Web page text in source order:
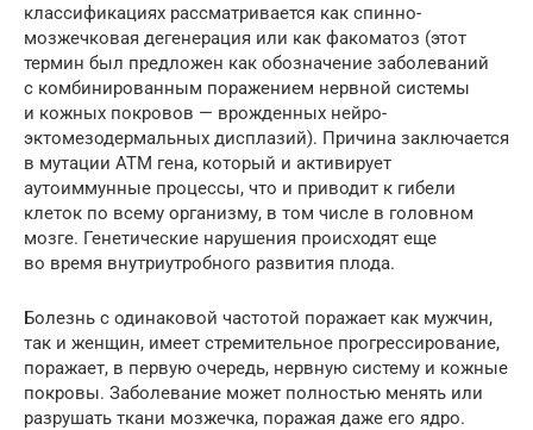
классификациях рассматривается как спинно-
мозжечковая дегенерация или как факоматоз (этот
термин был предложен как обозначение заболеваний
с комбинированным поражением нервной системы
и кожных покровов — врожденных нейро-
эктомезодермальных дисплазий). Причина заключается
в мутации АТМ гена, который и активирует
аутоиммунные процессы, что и приводит к гибели
клеток по всему организму, в том числе в головном
мозге. Генетические нарушения происходят еще
во время внутриутробного развития плода.
Болезнь с одинаковой частотой поражает как мужчин,
так и женщин, имеет стремительное прогрессирование,
поражает, в первую очередь, нервную систему и кожные
покровы. Заболевание может полностью менять или
разрушать ткани мозжечка, поражая даже его ядро.